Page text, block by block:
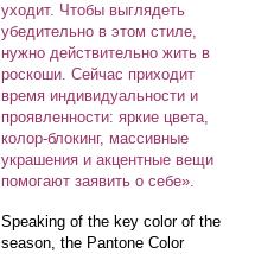
уходит. Чтобы выглядеть
убедительно в этом стиле,
нужно действительно жить в
роскоши. Сейчас приходит
время индивидуальности и
проявленности: яркие цвета,
колор-блокинг, массивные
украшения и акцентные вещи
помогают заявить о себе».
Speaking of the key color of the
season, the Pantone Color